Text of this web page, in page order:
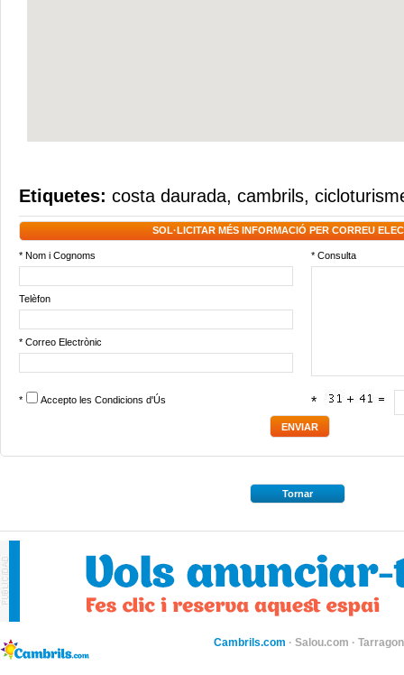
Etiquetes: costa daurada, cambrils,
SOL·LICITAR MÉS INFORMACIÓ PER CORREU
* Nom i Cognoms * Consulta
Telèfon
* Correo Electrònic
* Accepto les Condicions d'Ús *
Tornar
Cambrils.com · Salou.com ·